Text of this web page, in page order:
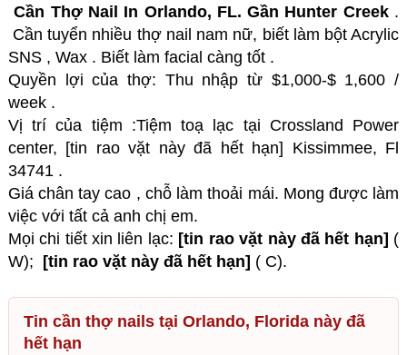
Cần Thợ Nail In Orlando, FL. Gần Hunter Creek.
Cần tuyển nhiều thợ nail nam nữ, biết làm bột Acrylic
SNS , Wax . Biết làm facial càng tốt .
Quyền lợi của thợ: Thu nhập từ $1,000-$ 1,600 /
week .
Vị trí của tiệm :Tiệm toạ lạc tại Crossland Power
center, [tin rao vặt này đã hết hạn] Kissimmee, Fl
34741 .
Giá chân tay cao , chỗ làm thoải mái. Mong được làm
việc với tất cả anh chị em.
Mọi chi tiết xin liên lạc: [tin rao vặt này đã hết hạn] (
W);
[tin rao vặt này đã hết hạn] ( C).
Tin cần thợ nails tại Orlando, Florida này đã
hết hạn